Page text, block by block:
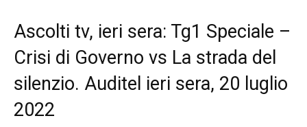
Ascolti tv, ieri sera: Tg1 Speciale –
Crisi di Governo vs La strada del
silenzio. Auditel ieri sera, 20 luglio
2022